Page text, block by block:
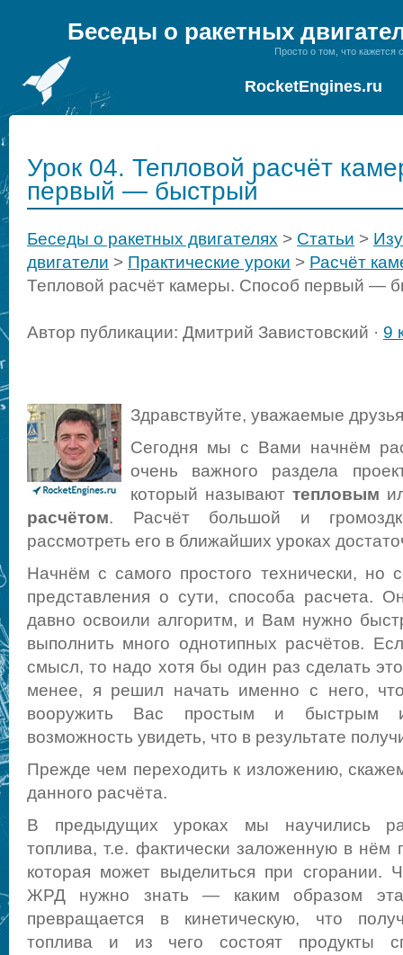
Беседы о ракетных
Просто о том, что кажется
RocketEngines.ru
Урок 04. Тепловой расчёт
первый — быстрый
Беседы о ракетных двигателях > Статьи >
двигатели > Практические уроки > Расчёт
Тепловой расчёт камеры. Способ первый —
Автор публикации: Дмитрий Завистовский · 9
Здравствуйте, уважаемые
Сегодня мы с Вами начнём
очень важного раздела
который называют тепловым
расчётом. Расчёт большой и
рассмотреть его в ближайших уроках
Начнём с самого простого технически, но
представления о сути, способа расчета.
давно освоили алгоритм, и Вам нужно
выполнить много однотипных расчётов.
смысл, то надо хотя бы один раз сделать
менее, я решил начать именно с него,
вооружить Вас простым и быстрым
возможность увидеть, что в результате
Прежде чем переходить к изложению,
данного расчёта.
В предыдущих уроках мы научились
топлива, т.е. фактически заложенную в нём
которая может выделиться при сгорании.
ЖРД нужно знать — каким образом эта
превращается в кинетическую, что
топлива и из чего состоят продукты